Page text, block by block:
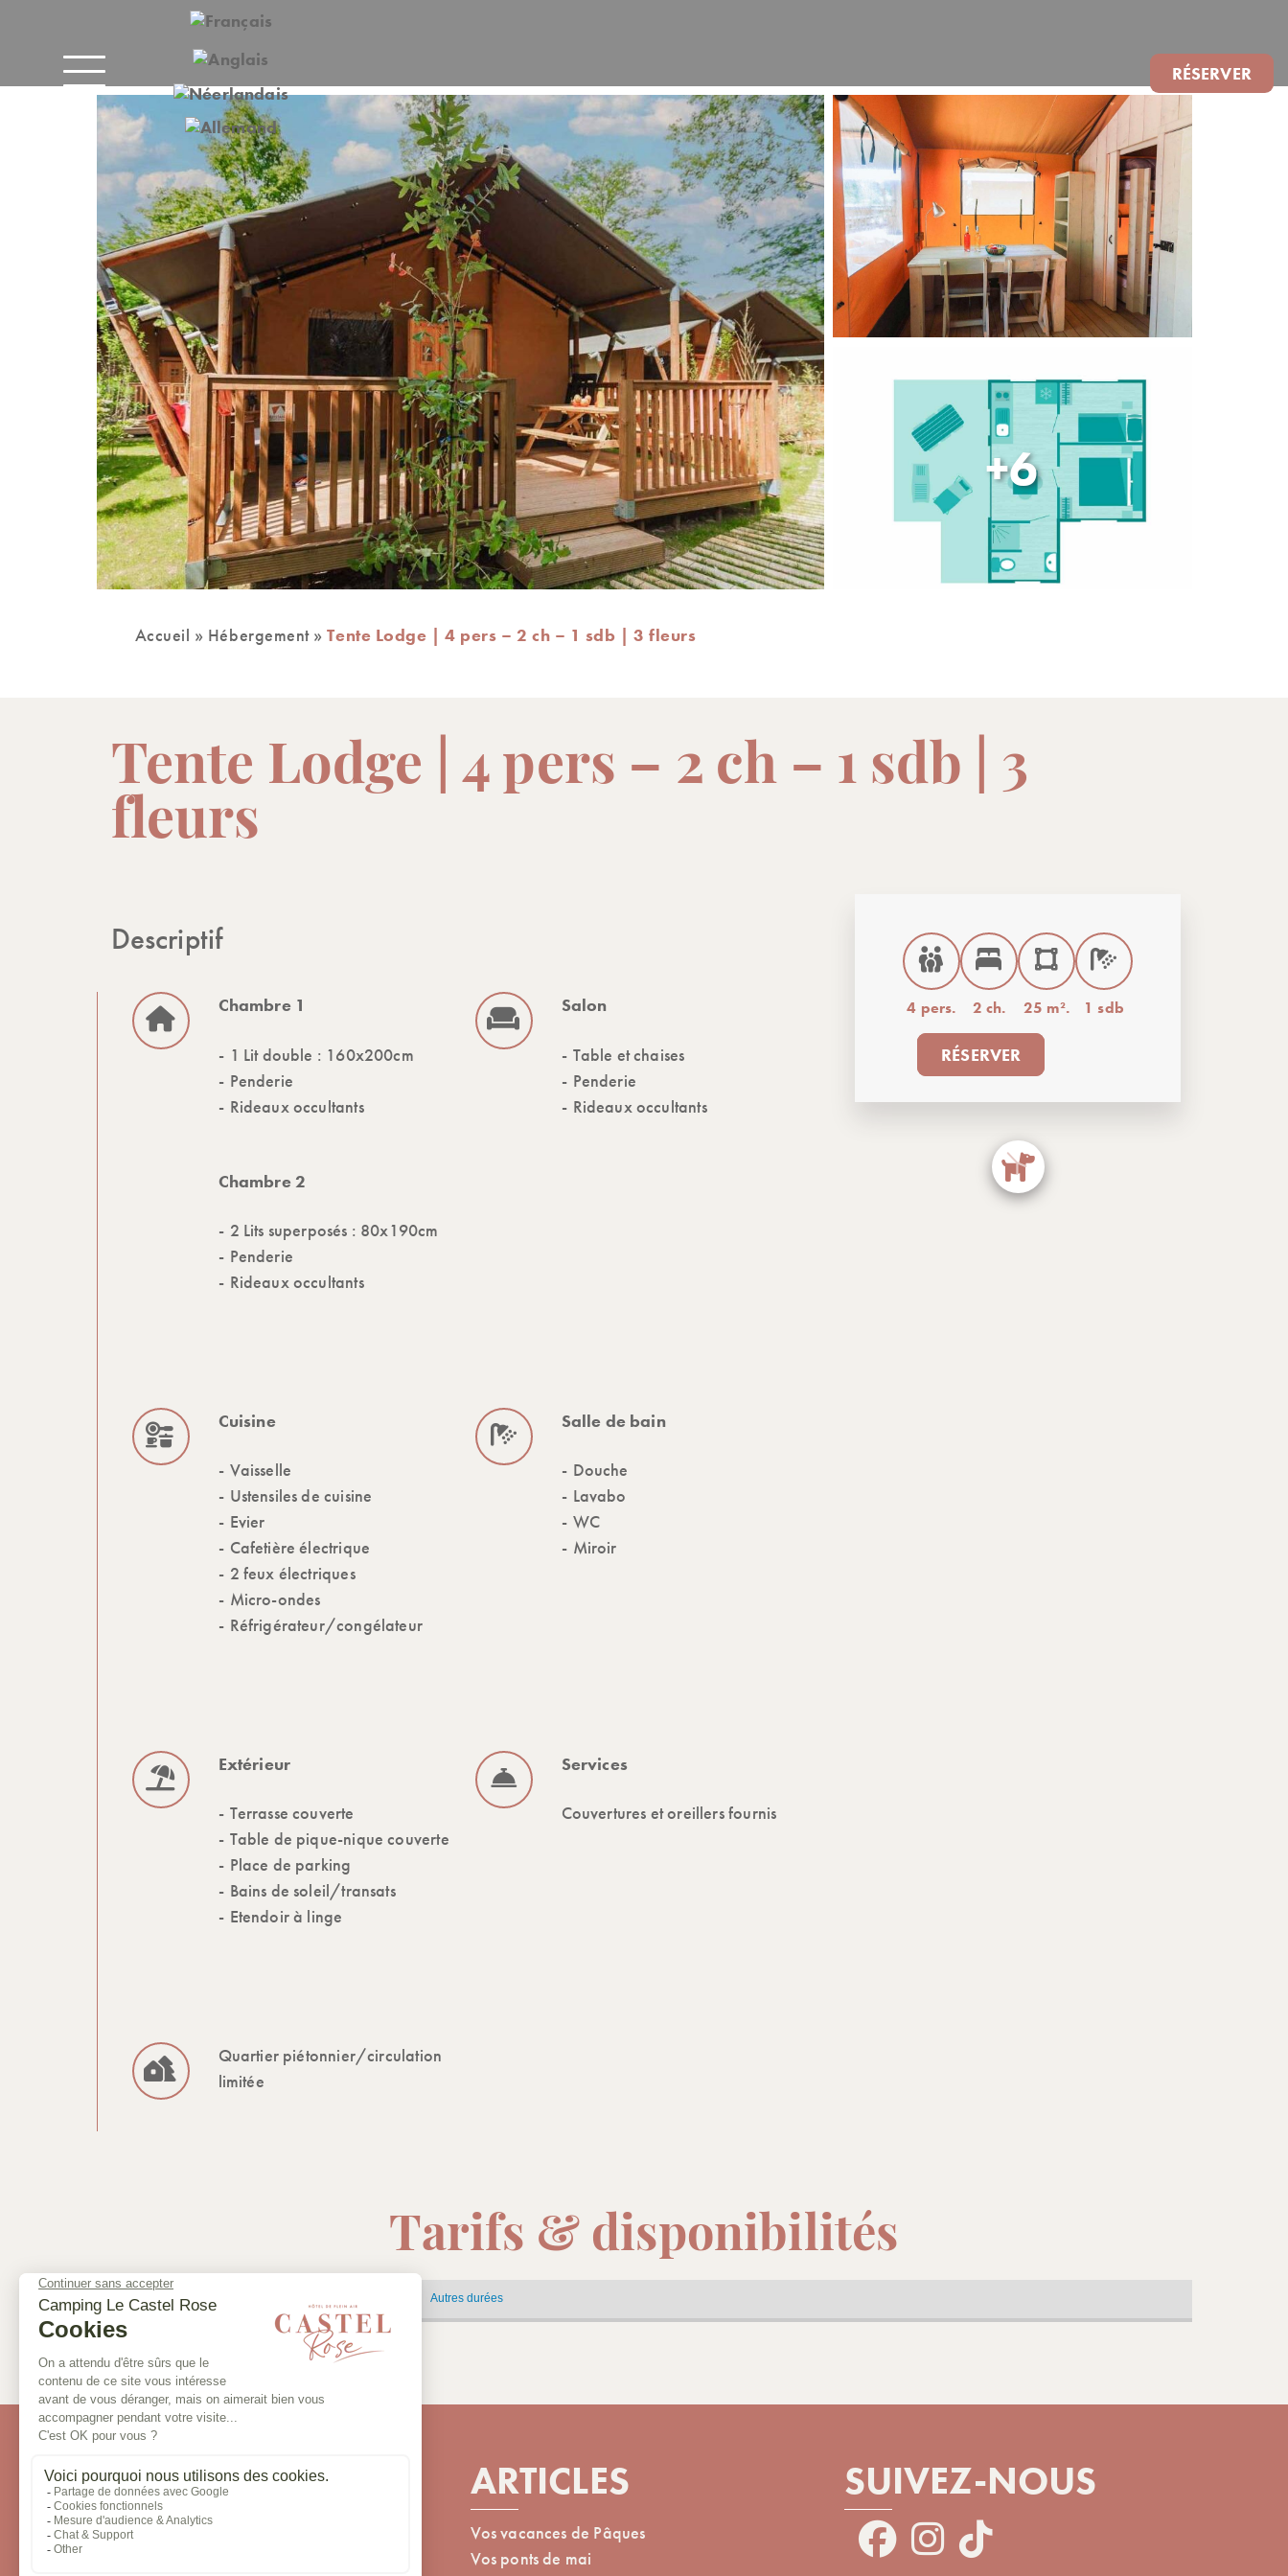
RÉSERVER
+6
Accueil » Hébergement»Tente Lodge | 4 pers – 2 ch – 1 sdb | 3 fleurs
Tente Lodge | 4 pers – 2 ch – 1 sdb | 3
fleurs
Descriptif
Chambre 1
1 Lit double : 160x200cm
Penderie
Rideaux occultants
Chambre 2
2 Lits superposés : 80x190cm
Penderie
Rideaux occultants
Salon
Table et chaises
Penderie
Rideaux occultants
Cuisine
Vaisselle
Ustensiles de cuisine
Evier
Cafetière électrique
2 feux électriques
Micro-ondes
Réfrigérateur/congélateur
Salle de bain
Douche
Lavabo
WC
Miroir
Extérieur
Terrasse couverte
Table de pique-nique couverte
Place de parking
Bains de soleil/transats
Etendoir à linge
Services
Couvertures et oreillers fournis
Quartier piétonnier/circulation
limitée
4 pers. 2 ch. 25 m². 1 sdb
RÉSERVER
Tarifs & disponibilités
En Autres durées
Catégorie
Tente Lodge 4p 2ch 1sdb
PHOTOS
A partir de A partir de A partir de A partir de